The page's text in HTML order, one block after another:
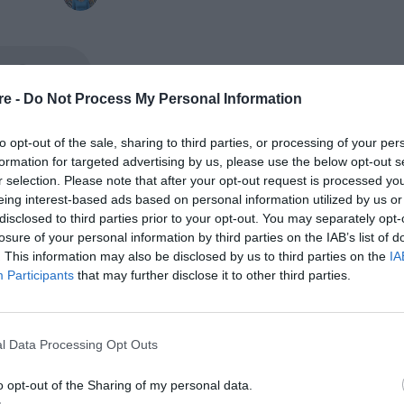
- Do Not Process My Personal Information
opt-out of the sale, sharing to third parties, or processing of your
for targeted advertising by us, please use the below opt-out
selection. Please note that after your opt-out request is processed
interest-based ads based on personal information utilized by us
to third parties prior to your opt-out. You may separately
of your personal information by third parties on the IAB’s list of
This information may also be disclosed by us to third parties on the
Participants that may further disclose it to other third parties.
Data Processing Opt Outs
opt-out of the Sharing of my personal data.
Rene Karabash
International Booker Prize ξεκίνησε από μια
όπου ηPepa Hristova, φωτογράφος με
και έδρα τη Γερμανία, παρουσίαζε μια σειρά
στις «ορκισμένες παρθένες » της Αλβανίας:
κοινότητες που, ακολουθώντας μια μακραίωνη
ζωή τους μέσα στα ρούχα και τους κοινωνικούς